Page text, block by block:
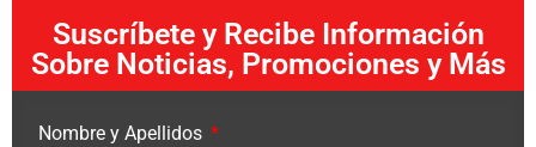
Suscríbete y Recibe Información
Sobre Noticias, Promociones y Más
Nombre y Apellidos